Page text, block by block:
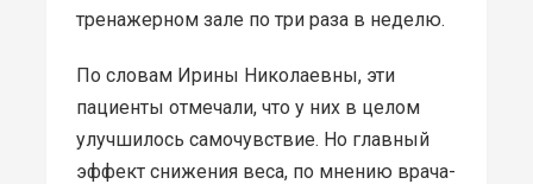
тренажерном зале по три раза в неделю.
По словам Ирины Николаевны, эти
пациенты отмечали, что у них в целом
улучшилось самочувствие. Но главный
эффект снижения веса, по мнению врача-